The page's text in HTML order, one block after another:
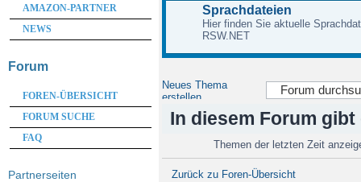
Sprachdateien
Hier finden Sie aktuelle
RSW.NET
Neues Thema
erstellen
In diesem Forum
Themen der letzten Zeit
Zurück zu Foren-Übersicht
AMAZON-PARTNER
NEWS
Forum
FOREN-ÜBERSICHT
FORUM SUCHE
FAQ
Partnerseiten